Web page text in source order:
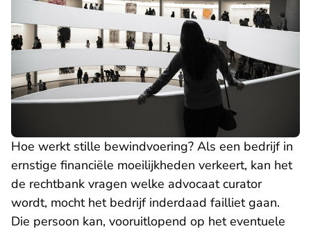
Hoe werkt stille bewindvoering? Als een bedrijf in
ernstige financiële moeilijkheden verkeert, kan het
de rechtbank vragen welke advocaat curator
wordt, mocht het bedrijf inderdaad failliet gaan.
Die persoon kan, vooruitlopend op het eventuele